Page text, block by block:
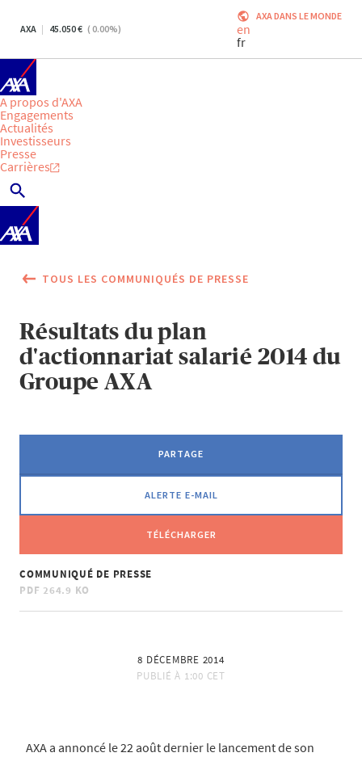
AXA 45.050 ( 0.00%)
AXA DANS LE MONDE
en
fr
A propos d'AXA
Engagements
Actualités
Investisseurs
Presse
Carrières
TOUS LES COMMUNIQUÉS DE PRESSE
Résultats du plan
d'actionnariat salarié 2014 du
Groupe AXA
PARTAGE
ALERTE E-MAIL
TÉLÉCHARGER
COMMUNIQUÉ DE PRESSE
PDF 264.9 KO
8 DÉCEMBRE 2014
PUBLIÉ À 1:00 CET
AXA a annoncé le 22 août dernier le lancement de son